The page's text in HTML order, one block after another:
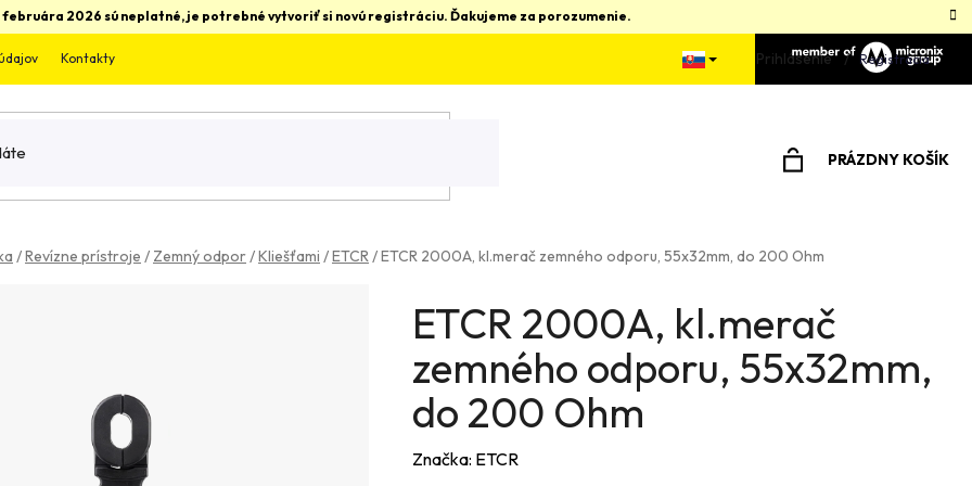
2026 sú neplatné, je potrebné vytvoriť si novú registráciu. Ďakujeme za porozumenie.
Kontakty Prihlásenie Registrácia
PRÁZDNY KOŠÍK
/Revízne prístroje / Zemný odpor/Kliešťami /ETCR/ETCR 2000A, kl.merač zemného odporu, 55x32mm, do 200 Ohm
ETCR 2000A, kl.merač
zemného odporu, 55x32mm,
do 200 Ohm
Značka: ETCR